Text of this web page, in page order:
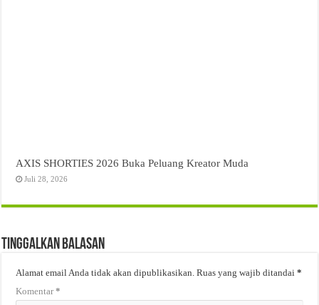
AXIS SHORTIES 2026 Buka Peluang Kreator Muda
Juli 28, 2026
Tinggalkan Balasan
Alamat email Anda tidak akan dipublikasikan. Ruas yang wajib ditandai*
Komentar*